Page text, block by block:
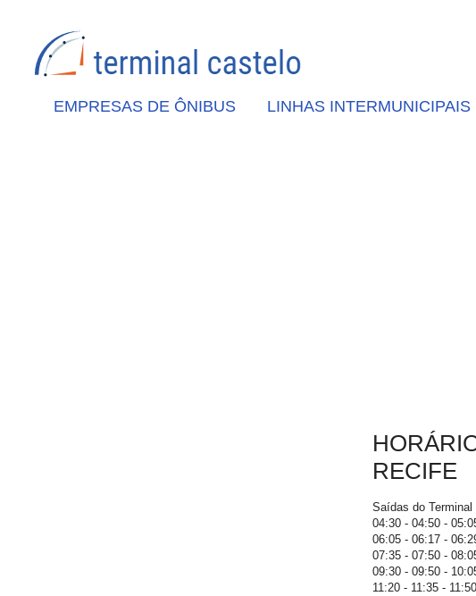
EMPRESAS DE ÔNIBUS LINHAS INTERMUNICIPAIS
RECIFE
Saídas do
04:30 - 04:50 -
06:05 - 06:17 -
07:35 - 07:50 -
09:30 - 09:50 -
11:20 - 11:35 -